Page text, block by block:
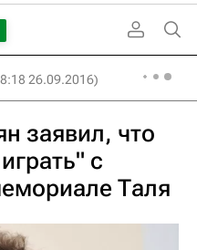
26.09.2016)
заявил, что
с
Таля